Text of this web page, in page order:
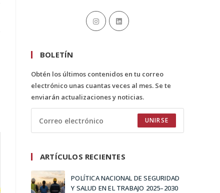
BOLETÍN
Obtén los últimos contenidos en tu correo
electrónico unas cuantas veces al mes. Se te
enviarán actualizaciones y noticias.
UNIRSE
ARTÍCULOS RECIENTES
POLÍTICA NACIONAL DE SEGURIDAD
Y SALUD EN EL TRABAJO 2025–2030